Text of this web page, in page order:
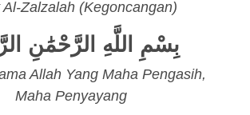
Al-Zalzalah (Kegoncangan)
بِسْمِ اللَّهِ الرَّحْمَٰنِ
Allah Yang Maha Pengasih,
Maha Penyayang